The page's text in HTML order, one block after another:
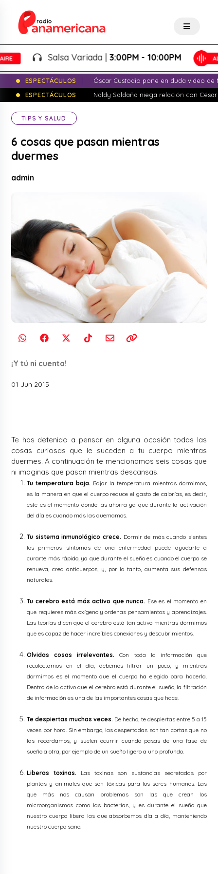
Salsa Variada |3:00PM - 10:00PM
ESPECTÁCULOS
Óscar Custodio pone en duda video de
ESPECTÁCULOS
Naldy Saldaña niega relación con
TIPS Y SALUD
6 cosas que pasan mientras
duermes
admin
¡Y tú ni cuenta!
01 Jun 2015
Te has detenido a pensar en alguna ocasión todas las
cosas curiosas que le suceden a tu cuerpo mientras
duermes. A continuación te mencionamos seis cosas que
ni imaginas que pasan mientras descansas.
Tu temperatura baja. Bajar la temperatura mientras dormimos,
es la manera en que el cuerpo reduce el gasto de calorías, es decir,
este es el momento donde las ahorra ya que durante la activación
del día es cuando más las quemamos.
Tu sistema inmunológico crece. Dormir de más cuando sientes
los primeros síntomas de una enfermedad puede ayudarte a
curarte más rápido, ya que durante el sueño es cuando el cuerpo se
renueva, crea anticuerpos, y, por lo tanto, aumenta sus defensas
naturales.
Tu cerebro está más activo que nunca. Ese es el momento en
que requieres más oxígeno y ordenas pensamientos y aprendizajes.
Las teorías dicen que el cerebro está tan activo mientras dormimos
que es capaz de hacer increíbles conexiones y descubrimientos.
Olvidas cosas irrelevantes. Con toda la información que
recolectamos en el día, debemos filtrar un poco, y mientras
dormimos es el momento que el cuerpo ha elegido para hacerla.
Dentro de lo activo que el cerebro está durante el sueño, la filtración
de información es una de las importantes cosas que hace.
Te despiertas muchas veces. De hecho, te despiertas entre 5 a 15
veces por hora. Sin embargo, las despertadas son tan cortas que no
las recordamos, y suelen ocurrir cuando pasas de una fase de
sueño a otra, por ejemplo de un sueño ligero a uno profundo.
Liberas toxinas. Las toxinas son sustancias secretadas por
plantas y animales que son tóxicas para los seres humanos. Las
que más nos causan problemas son las que crean los
microorganismos como las bacterias, y es durante el sueño que
nuestro cuerpo libera las que absorbemos día a día, manteniendo
nuestro cuerpo sano.